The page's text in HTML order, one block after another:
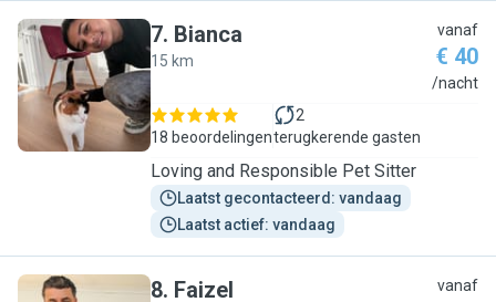
B
7. Bianca
15 km
vanaf
€ 40
/nacht
18 beoordelingen
2
terugkerende gasten
Loving and Responsible Pet Sitter
Laatst gecontacteerd: vandaag
Laatst actief: vandaag
8. Faizel vanaf